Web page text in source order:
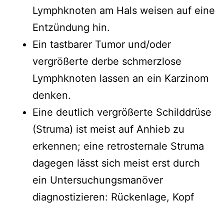
Lymphknoten am Hals weisen auf eine
Entzündung hin.
Ein tastbarer Tumor und/oder
vergrößerte derbe schmerzlose
Lymphknoten lassen an ein Karzinom
denken.
Eine deutlich vergrößerte Schilddrüse
(Struma) ist meist auf Anhieb zu
erkennen; eine retrosternale Struma
dagegen lässt sich meist erst durch
ein Untersuchungsmanöver
diagnostizieren: Rückenlage, Kopf